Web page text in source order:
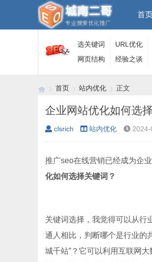
首
选关键词 URL优化
网页结构
经验之谈
›
首页
›
站内优化
›
正文
企业网站优化如何选
clsrich 站内优化
推广seo在线营销已经成为企
化如何选择关键词？
关键词选择，我觉得可以从行
通人相比，判断哪个是行业的
城千站”？它可以利用互联网